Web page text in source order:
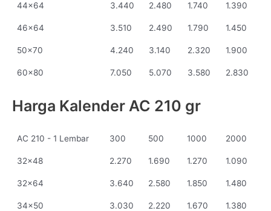
44x64 3.440 2.480 1.740 1.390
46x64 3.510 2.490 1.790 1.450
50x70 4.240 3.140 2.320 1.900
60x80 7.050 5.070 3.580 2.830
Harga Kalender AC 210 gr
AC 210 - 1 Lembar 300 500 1000 2000
32x48 2.270 1.690 1.270 1.090
32x64 3.640 2.580 1.850 1.480
34x50 3.030 2.220 1.670 1.380